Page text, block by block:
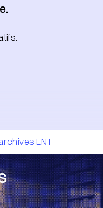
LNT